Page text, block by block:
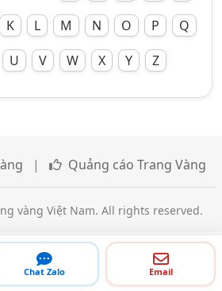
Chat Zalo Email
K L M N O P
Q
U V W X Y Z
| Quảng cáo Trang Vàng
vàng Việt Nam. All rights reserved.